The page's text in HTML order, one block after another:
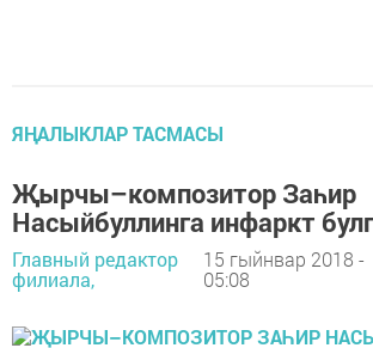
ЯҢАЛЫКЛАР ТАСМАСЫ
Җырчы–композитор Заһир
Насыйбуллинга инфаркт
Главный редактор
филиала,
15 гыйнвар 2018 -
05:08